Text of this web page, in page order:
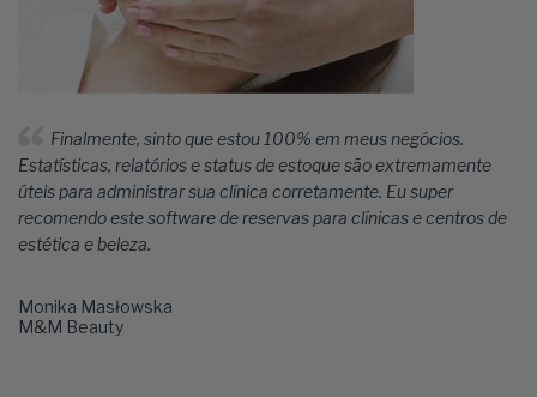
Finalmente, sinto que estou 100% em meus negócios.
Estatísticas, relatórios e status de estoque são extremamente
úteis para administrar sua clínica corretamente. Eu super
recomendo este software de reservas para clínicas e centros de
estética e beleza.
Monika Masłowska
M&M Beauty